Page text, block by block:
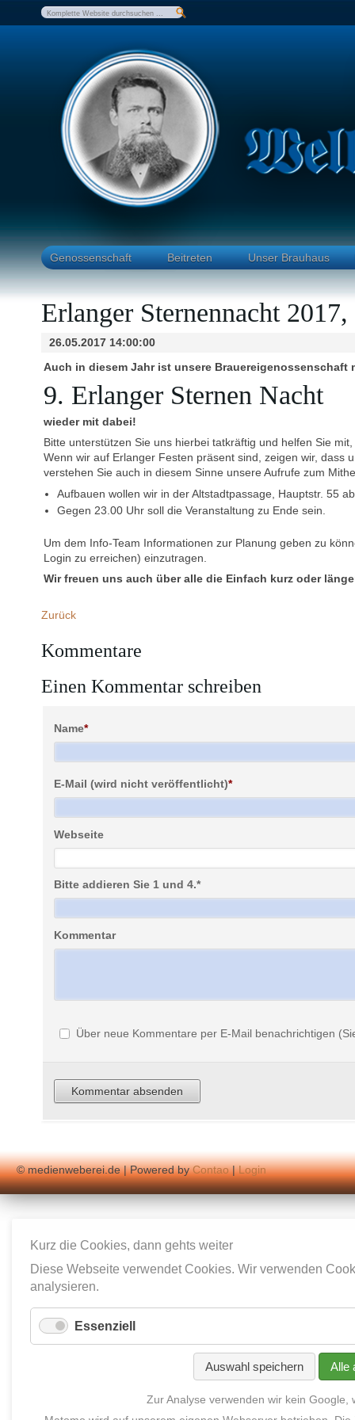
Genossenschaft Beitreten Unser Brauhaus
Erlanger Sternennacht
26.05.2017 14:00:00
Auch in diesem Jahr ist unsere Brauereigenossenschaft
9. Erlanger Sternen Nacht
wieder mit dabei!
Bitte unterstützen Sie uns hierbei tatkräftig und helfen Sie
Wenn wir auf Erlanger Festen präsent sind, zeigen wir, dass
verstehen Sie auch in diesem Sinne unsere Aufrufe zum
Aufbauen wollen wir in der Altstadtpassage, Hauptstr. 55
Gegen 23.00 Uhr soll die Veranstaltung zu Ende sein.
Um dem Info-Team Informationen zur Planung geben zu
Login zu erreichen) einzutragen.
Wir freuen uns auch über alle die Einfach kurz oder
Zurück
Kommentare
Einen Kommentar schreiben
Name*
E-Mail (wird nicht veröffentlicht)*
Webseite
Bitte addieren Sie 1 und 4.*
Kommentar
Über neue Kommentare per E-Mail benachrichtigen
© medienweberei.de | Powered byContao|Login
Kurz die Cookies, dann gehts weiter
Diese Webseite verwendet Cookies. Wir verwenden
analysieren.
Essenziell
Auswahl speichern Alle
Zur Analyse verwenden wir kein Google,